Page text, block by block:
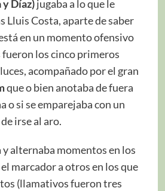
y Díaz)jugaba a lo que le
Lluis Costa, aparte de saber
en un momento ofensivo
los cinco primeros
acompañado por el gran
que o bien anotaba de fuera
o si se emparejaba con un
irse al aro.
alternaba momentos en los
marcador a otros en los que
(llamativos fueron tres